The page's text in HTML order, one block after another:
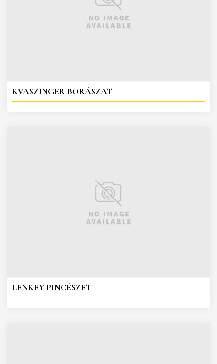
KVASZINGER BORÁSZAT
LENKEY PINCÉSZET